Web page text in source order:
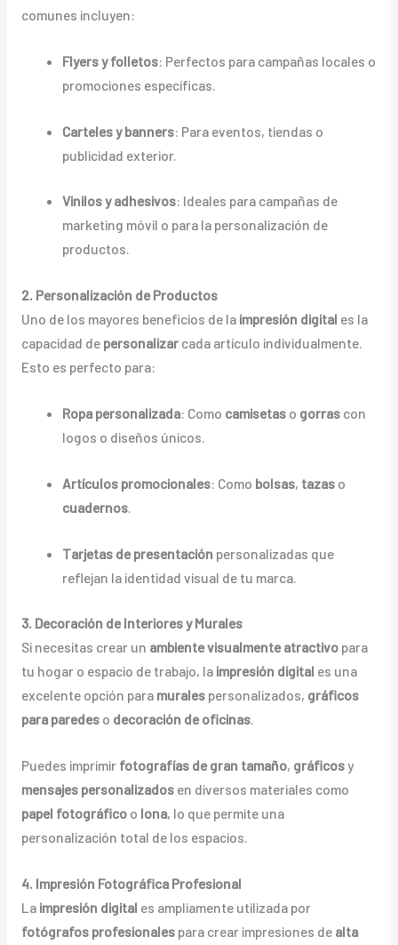
comunes incluyen:
Flyers y folletos: Perfectos para campañas locales o
promociones específicas.
Carteles y banners: Para eventos, tiendas o
publicidad exterior.
Vinilos y adhesivos: Ideales para campañas de
marketing móvil o para la personalización de
productos.
2. Personalización de Productos
Uno de los mayores beneficios de la impresión digital es la
capacidad de personalizarcada artículo individualmente.
Esto es perfecto para:
Ropa personalizada: Como camisetas o gorras con
logos o diseños únicos.
Artículos promocionales: Como bolsas, tazas o
cuadernos
Tarjetas de presentación personalizadas que
reflejan la identidad visual de tu marca.
3. Decoración de Interiores y Murales
Si necesitas crear un ambiente visualmente atractivopara
tu hogar o espacio de trabajo, la impresión digital es una
excelente opción para muralespersonalizados, gráficos
para paredeso decoración de oficinas.
Puedes imprimir fotografías de gran tamaño, gráficosy
mensajes personalizadosen diversos materiales como
papel fotográficoo lona, lo que permite una
personalización total de los espacios.
4. Impresión Fotográfica Profesional
La impresión digital es ampliamente utilizada por
fotógrafos profesionalespara crear impresiones de alta